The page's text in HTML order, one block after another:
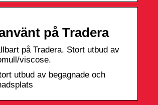
på Tradera
på Tradera. Stort utbud av
viscose.
utbud av begagnade och